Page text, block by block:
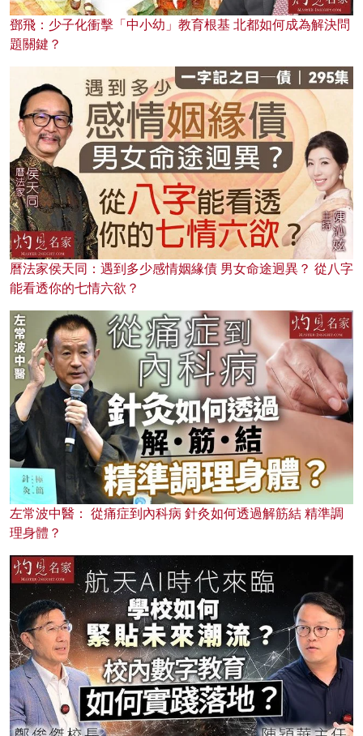
鄧飛：少子化衝擊「中小幼」教育根基 北都如何成為解決問
題關鍵？
曆法家侯天同：遇到多少感情姻緣債 男女命途迥異？ 從八字
能看透你的七情六欲？
左常波中醫： 從痛症到內科病 針灸如何透過解筋結 精準調
理身體？